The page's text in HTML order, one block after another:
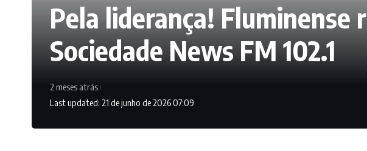
Pela liderança! Fluminense
Sociedade News FM 102.1
Last updated: 21 de junho de 2026 07:09
2 meses atrás